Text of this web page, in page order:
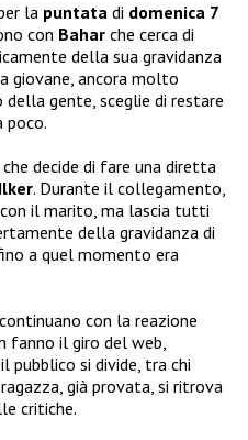
la puntata di domenica 7
con Bahar che cerca di
della sua gravidanza
giovane, ancora molto
gente, sceglie di restare
poco.
che decide di fare una diretta
Ilker. Durante il collegamento,
il marito, ma lascia tutti
della gravidanza di
a quel momento era
con la reazione
fanno il giro del web,
pubblico si divide, tra chi
già provata, si ritrova
critiche.